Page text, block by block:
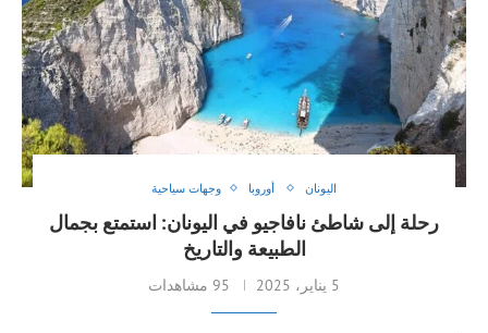
اليونان أوروبا وجهات سياحية
رحلة إلى شاطئ نافاجيو في اليونان: استمتع بجمال
الطبيعة والتاريخ
5 يناير، 2025 95 مشاهدات